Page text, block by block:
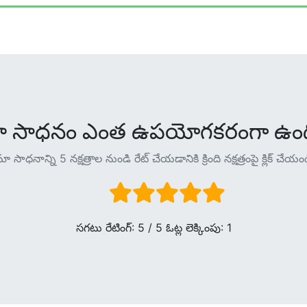
ఎంత ఉపయోగకరంగా
సాధనాన్ని 5 నక్షత్రాల నుండి రేట్ చేయడానికి క్రింది నక్షత్రంపై క్లిక్
సగటు రేటింగ్: 5 / 5 ఓట్ల లెక్కింపు: 1